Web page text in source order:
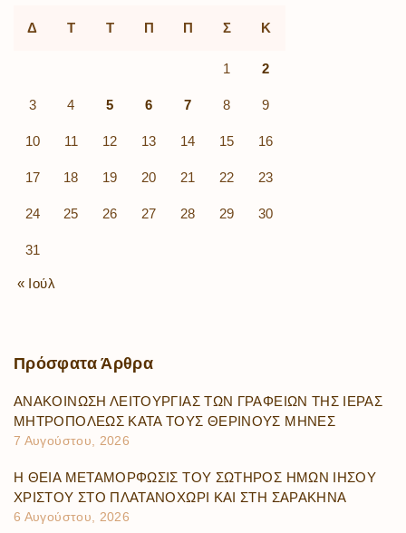
Δ Τ Τ Π Π Σ Κ
1 2
3 4 5 6 7 8 9
10 11 12 13 14 15 16
17 18 19 20 21 22 23
24 25 26 27 28 29 30
31
« Ιούλ
Πρόσφατα Άρθρα
ΑΝΑΚΟΙΝΩΣΗ ΛΕΙΤΟΥΡΓΙΑΣ ΤΩΝ ΓΡΑΦΕΙΩΝ ΤΗΣ ΙΕΡΑΣ
ΜΗΤΡΟΠΟΛΕΩΣ ΚΑΤΑ ΤΟΥΣ ΘΕΡΙΝΟΥΣ ΜΗΝΕΣ
7 Αυγούστου, 2026
Η ΘΕΙΑ ΜΕΤΑΜΟΡΦΩΣΙΣ ΤΟΥ ΣΩΤΗΡΟΣ ΗΜΩΝ ΙΗΣΟΥ
ΧΡΙΣΤΟΥ ΣΤΟ ΠΛΑΤΑΝΟΧΩΡΙ ΚΑΙ ΣΤΗ ΣΑΡΑΚΗΝΑ
6 Αυγούστου, 2026